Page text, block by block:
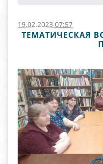
19.02.2023 07:57
ТЕМАТИЧЕСКАЯ